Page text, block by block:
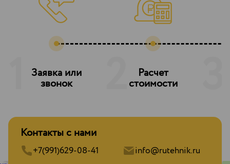
Заявка или
звонок
Расчет
стоимости
Контакты с нами
+7(991)629-08-41
info@rutehnik.ru